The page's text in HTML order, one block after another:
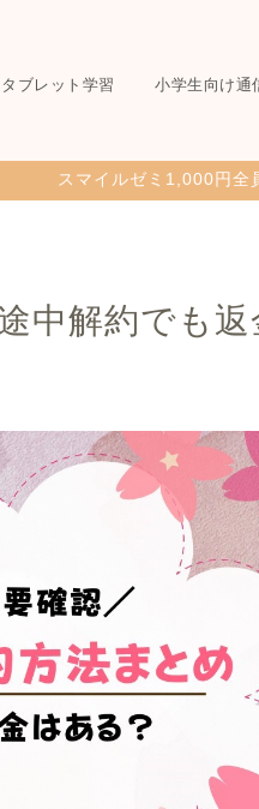
ブレット学習 小学生向け通
スマイルゼミ1,000円全
中解約でも返